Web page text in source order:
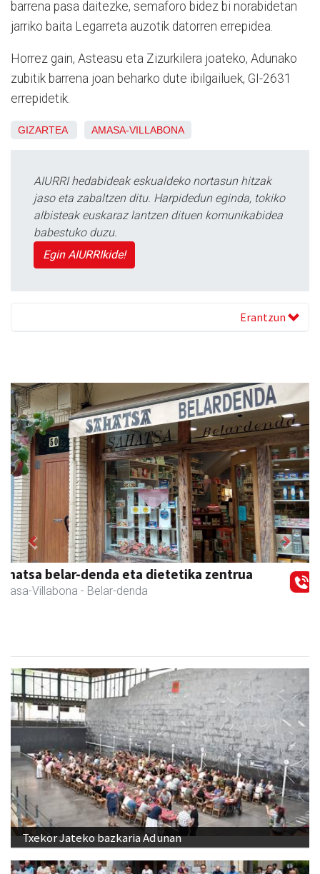
barrena pasa daitezke, semaforo bidez bi norabidetan
jarriko baita Legarreta auzotik datorren errepidea.
Horrez gain, Asteasu eta Zizurkilera joateko, Adunako
zubitik barrena joan beharko dute ibilgailuek, GI-2631
errepidetik.
GIZARTEA AMASA-VILLABONA
AIURRI hedabideak eskualdeko nortasun hitzak
jaso eta zabaltzen ditu. Harpidedun eginda, tokiko
albisteak euskaraz lantzen dituen komunikabidea
babestuko duzu.
Egin AIURRIkide!
Erantzun
Arindu fisioterapia eta osteopatia
Amasa-Villabona - Fisioterapia
Previous Next
Txekor Jateko bazkaria Adunan